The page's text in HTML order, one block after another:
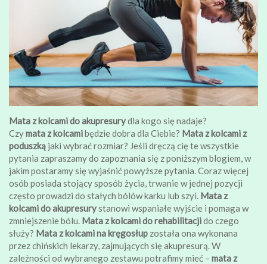
Mata z kolcami do akupresurydla kogo się nadaje?
Czymata z kolcamibędzie dobra dla Ciebie? Mata z kolcami z
poduszką jaki wybrać rozmiar? Jeśli dręczą cię te wszystkie
pytania zapraszamy do zapoznania się z poniższym blogiem, w
jakim postaramy się wyjaśnić powyższe pytania. Coraz więcej
osób posiada stojący sposób życia, trwanie w jednej pozycji
często prowadzi do stałych bólów karku lub szyi. Mata z
kolcami do akupresurystanowi wspaniałe wyjście i pomaga w
zmniejszenie bólu. Mata z kolcami do rehabilitacjido czego
służy? Mata z kolcami na kręgosłup została ona wykonana
przez chińskich lekarzy, zajmujących się akupresurą. W
zależności od wybranego zestawu potrafimy mieć – mata z